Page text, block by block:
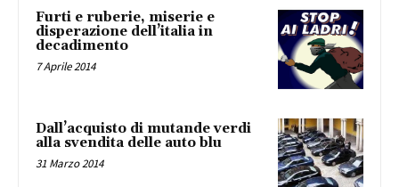
Furti e ruberie, miserie e
disperazione dell’italia in
decadimento
7 Aprile 2014
Dall’acquisto di mutande verdi
alla svendita delle auto blu
31 Marzo 2014